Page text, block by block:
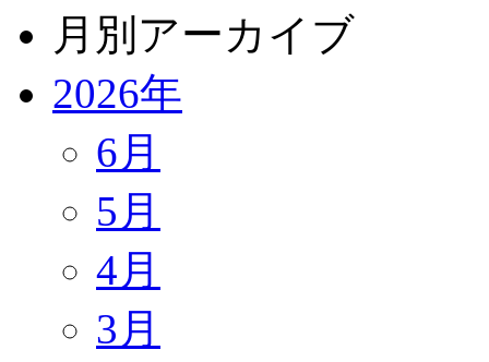
月別アーカイブ
2026年
6月
5月
4月
3月